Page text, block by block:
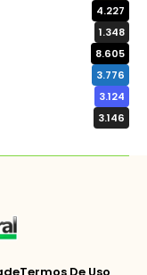
4.227
1.348
8.605
3.776
3.124
3.146